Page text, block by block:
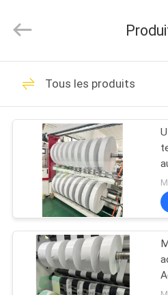
MAISON
PRODUITS
VIDÉOS
SUJET
NOUS
TECHNOLOGY
CO,LTD.
Reserved.
Film auto-
Papier
Tous les produits